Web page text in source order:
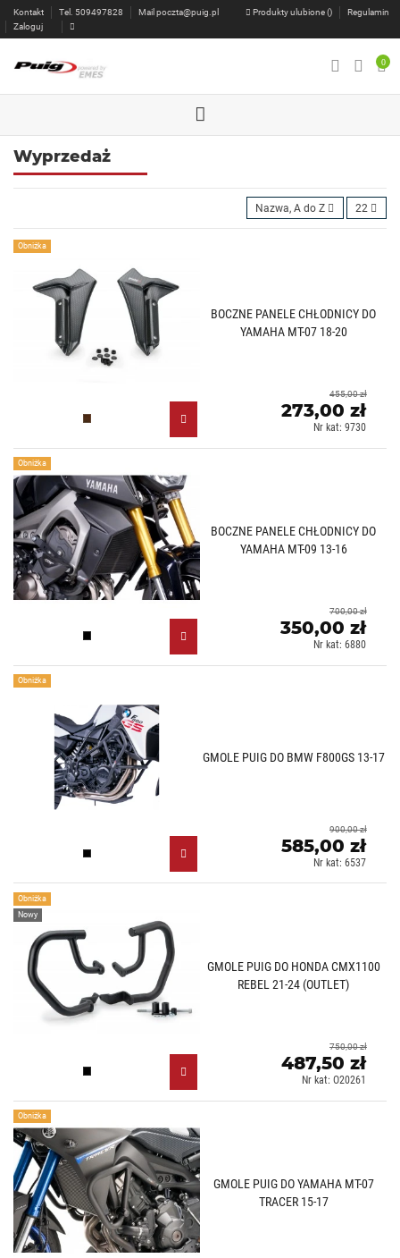
Kontakt Tel. 509497828 Mail poczta@puig.pl Produkty ulubione ()
Regulamin
Zaloguj
0
Wyprzedaż
Nazwa, A do Z 22
BOCZNE PANELE CHŁODNICY DO
YAMAHA MT-07 18-20
Karbonowy (C)
Obniżka
273,00 zł
455,00 zł
Nr kat: 9730
BOCZNE PANELE CHŁODNICY DO
YAMAHA MT-09 13-16
Czarny mat (J)
Obniżka
350,00 zł
700,00 zł
Nr kat: 6880
GMOLE PUIG DO BMW F800GS 13-17
Czarny (N)
Obniżka
585,00 zł
900,00 zł
Nr kat: 6537
GMOLE PUIG DO HONDA CMX1100
REBEL 21-24 (OUTLET)
Czarny (N)
Obniżka
Nowy
487,50 zł
750,00 zł
Nr kat: O20261
GMOLE PUIG DO YAMAHA MT-07
TRACER 15-17
Obniżka